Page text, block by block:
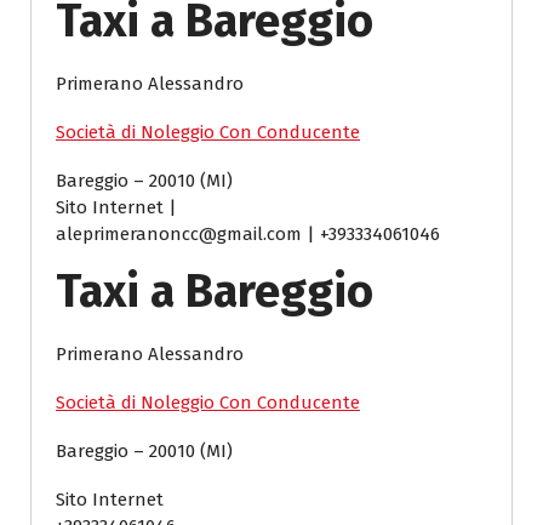
Taxi a Bareggio
Primerano Alessandro
Società di Noleggio Con Conducente
Bareggio – 20010 (MI)
Sito Internet |
aleprimeranoncc@gmail.com | +393334061046
Taxi a Bareggio
Primerano Alessandro
Società di Noleggio Con Conducente
Bareggio – 20010 (MI)
Sito Internet